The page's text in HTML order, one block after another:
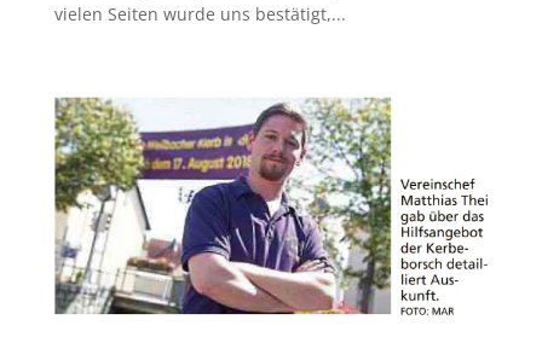
vielen Seiten wurde uns bestätigt,...